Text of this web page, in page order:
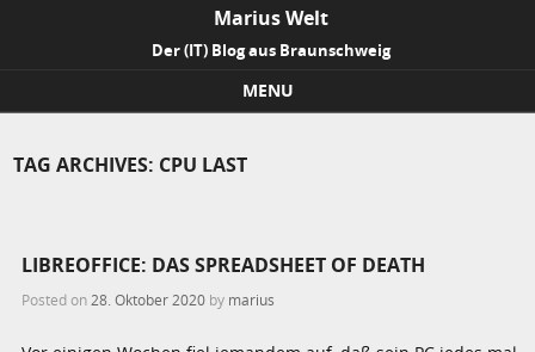
Marius Welt
Der (IT) Blog aus Braunschweig
MENU
TAG ARCHIVES: CPU LAST
LIBREOFFICE: DAS SPREADSHEET OF DEATH
Posted on 28. Oktober 2020 by marius